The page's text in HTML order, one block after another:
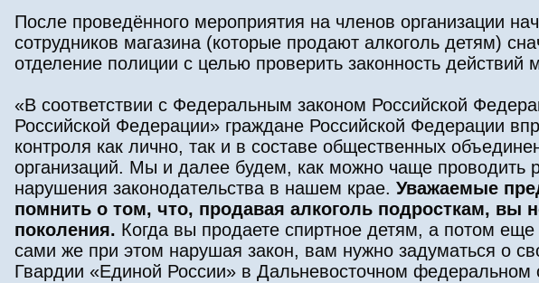
После проведённого мероприятия на членов организации
сотрудников магазина (которые продают алкоголь детям)
отделение полиции с целью проверить законность действий
«В соответствии с Федеральным законом Российской
Российской Федерации» граждане Российской Федерации
контроля как лично, так и в составе общественных
организаций. Мы и далее будем, как можно чаще проводить
нарушения законодательства в нашем крае. Уважаемые
помнить о том, что, продавая алкоголь подросткам, вы
поколения. Когда вы продаете спиртное детям, а потом
сами же при этом нарушая закон, вам нужно задуматься о
Гвардии «Единой России» в Дальневосточном